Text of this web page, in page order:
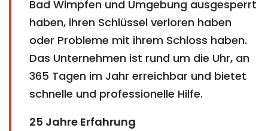
Bad Wimpfen und Umgebung ausgesperrt
haben, ihren Schlüssel verloren haben
oder Probleme mit ihrem Schloss haben.
Das Unternehmen ist rund um die Uhr, an
365 Tagen im Jahr erreichbar und bietet
schnelle und professionelle Hilfe.
25 Jahre Erfahrung